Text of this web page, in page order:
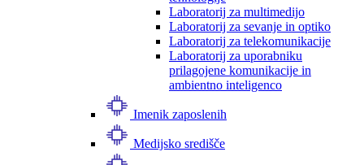
Laboratorij za multimedijo
Laboratorij za sevanje in optiko
Laboratorij za telekomunikacije
Laboratorij za uporabniku
prilagojene komunikacije in
ambientno inteligenco
Imenik zaposlenih
Medijsko središče